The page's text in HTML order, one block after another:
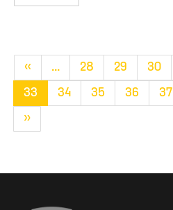
« ... 28 29 30
33 34 35 36 37
»